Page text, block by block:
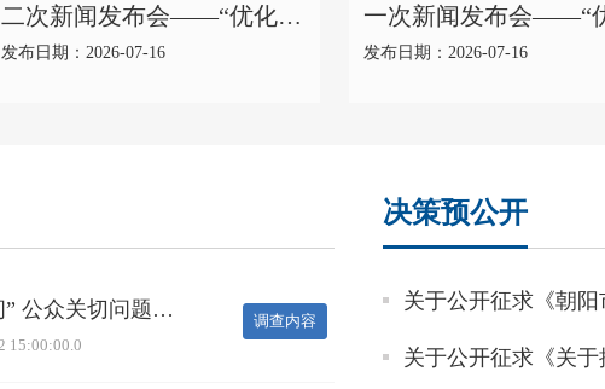
二次新闻发布会——“优化营
商环境 聚力振兴发展”主题
发布日期：2026-07-16
一次新闻发布会——“
商环境 聚力振兴发展”
发布日期：2026-07-16
决策预公开